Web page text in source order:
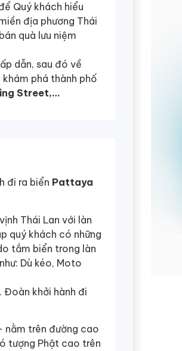
Quý khách hiểu
địa phương Thái
quà lưu niệm
dẫn, sau đó về
phá thành phố
Street,…
đi ra biển Pattaya
Thái Lan với làn
quý khách có những
tắm biển trong làn
Dù kéo, Moto
Đoàn khởi hành đi
nằm trên đường cao
tượng Phật cao trên